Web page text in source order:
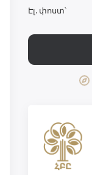
Էլ․ փոստ՝